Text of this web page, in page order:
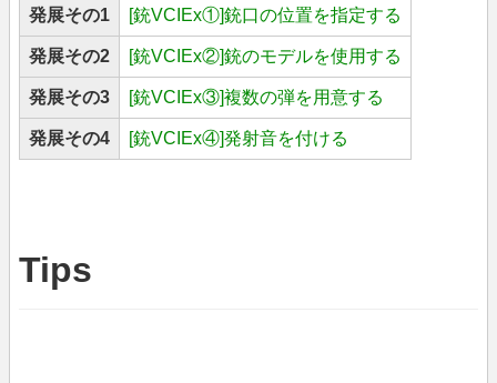
発展その1 [銃VCIEx①]銃口の位置を指定する
発展その2 [銃VCIEx②]銃のモデルを使用する
発展その3 [銃VCIEx③]複数の弾を用意する
発展その4 [銃VCIEx④]発射音を付ける
Tips